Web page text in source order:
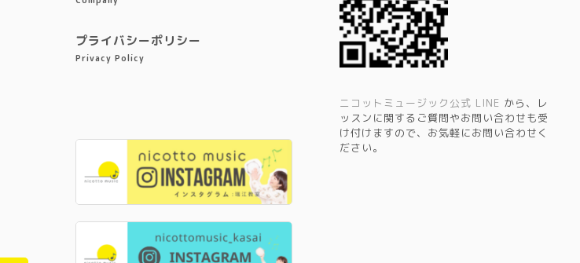
プライバシーポリシー
Privacy Policy
ニコットミュージック公式 LINE から、レ
ッスンに関するご質問やお問い合わせも受
け付けますので、お気軽にお問い合わせく
ださい。